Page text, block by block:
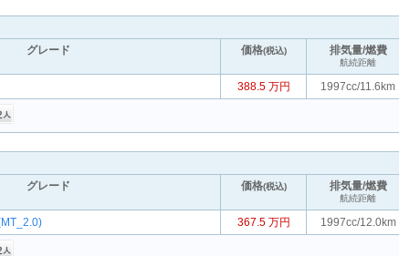
グレード 価格(税込) 排気量/燃費
航続距離
388.5 万円
1997cc/11.6km
グレード 価格(税込) 排気量/燃費
航続距離
367.5 万円
1997cc/12.0km